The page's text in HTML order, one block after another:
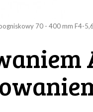
70 - 400 mm F4-